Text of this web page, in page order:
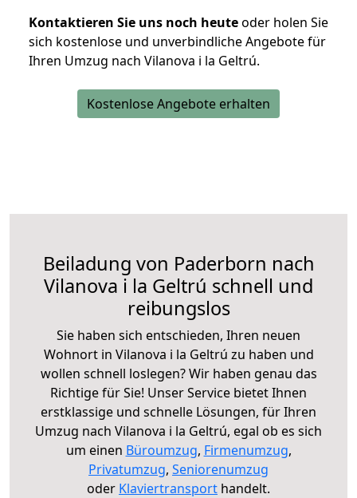
Kontaktieren Sie uns noch heuteoder holen Sie
sich kostenlose und unverbindliche Angebote für
Ihren Umzug nach Vilanova i la Geltrú.
Kostenlose Angebote erhalten
Beiladung von Paderborn nach
Vilanova i la Geltrú schnell und
reibungslos
Sie haben sich entschieden, Ihren neuen
Wohnort in Vilanova i la Geltrú zu haben und
wollen schnell loslegen? Wir haben genau das
Richtige für Sie! Unser Service bietet Ihnen
erstklassige und schnelle Lösungen, für Ihren
Umzug nach Vilanova i la Geltrú, egal ob es sich
um einen Büroumzug, Firmenumzug,
Privatumzug, Seniorenumzug
oder Klaviertransport handelt.